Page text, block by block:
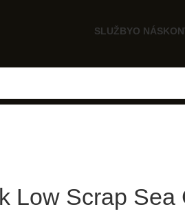
SLUŽBYO NÁS
Low Scrap Sea